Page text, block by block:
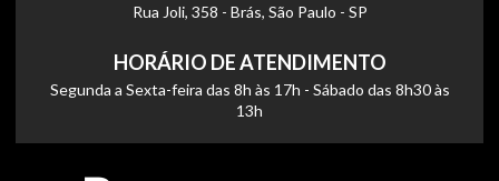
Rua Joli, 358 - Brás, São Paulo - SP
HORÁRIO DE ATENDIMENTO
Segunda a Sexta-feira das 8h às 17h - Sábado das 8h30 às
13h